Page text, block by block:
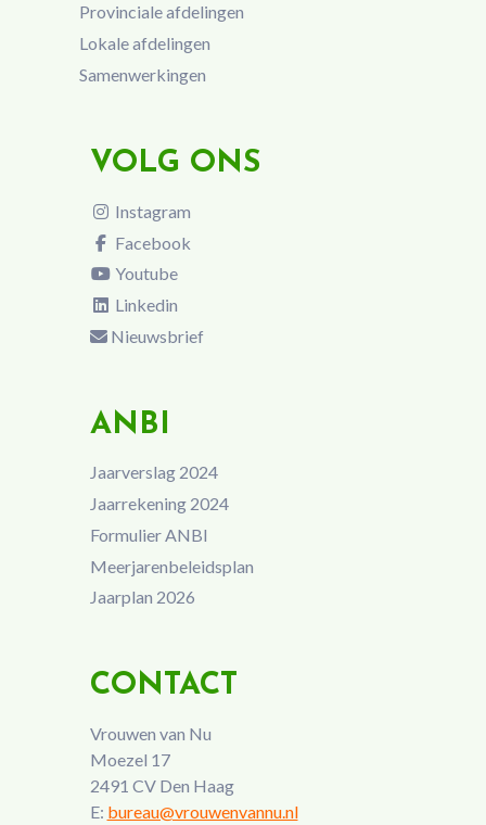
Provinciale afdelingen
Lokale afdelingen
Samenwerkingen
VOLG ONS
Instagram
Facebook
Youtube
Linkedin
Nieuwsbrief
ANBI
Jaarverslag 2024
Jaarrekening 2024
Formulier ANBI
Meerjarenbeleidsplan
Jaarplan 2026
CONTACT
Vrouwen van Nu
Moezel 17
2491 CV Den Haag
E: bureau@vrouwenvannu.nl